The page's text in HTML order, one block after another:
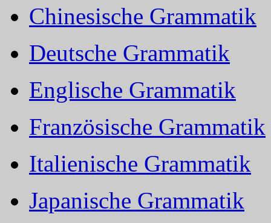
Chinesische Grammatik
Deutsche Grammatik
Englische Grammatik
Französische Grammatik
Italienische Grammatik
Japanische Grammatik